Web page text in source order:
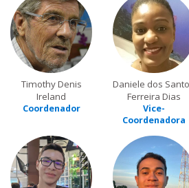
Timothy Denis
Ireland
Coordenador
Daniele dos
Ferreira Dias
Vice-
Coordenadora